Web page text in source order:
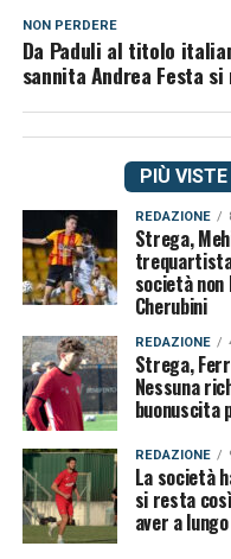
NON PERDERE
Da Paduli al titolo
sannita Andrea Festa
PIÙ VISTE
REDAZIONE
Strega,
trequartista
società non
Cherubini
REDAZIONE
Strega,
Nessuna
buonuscita
REDAZIONE
La società
si resta
aver a